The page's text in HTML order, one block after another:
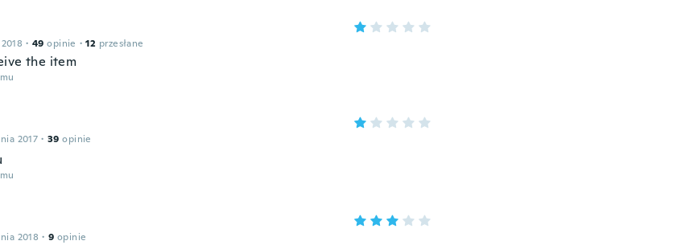
· 49 opinie · 12 przesłane
the item
2017 · 39 opinie
2018 · 9 opinie